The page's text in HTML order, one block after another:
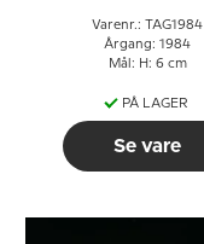
Varenr.: TAG1984
Årgang: 1984
Mål: H: 6 cm
PÅ LAGER
Se vare